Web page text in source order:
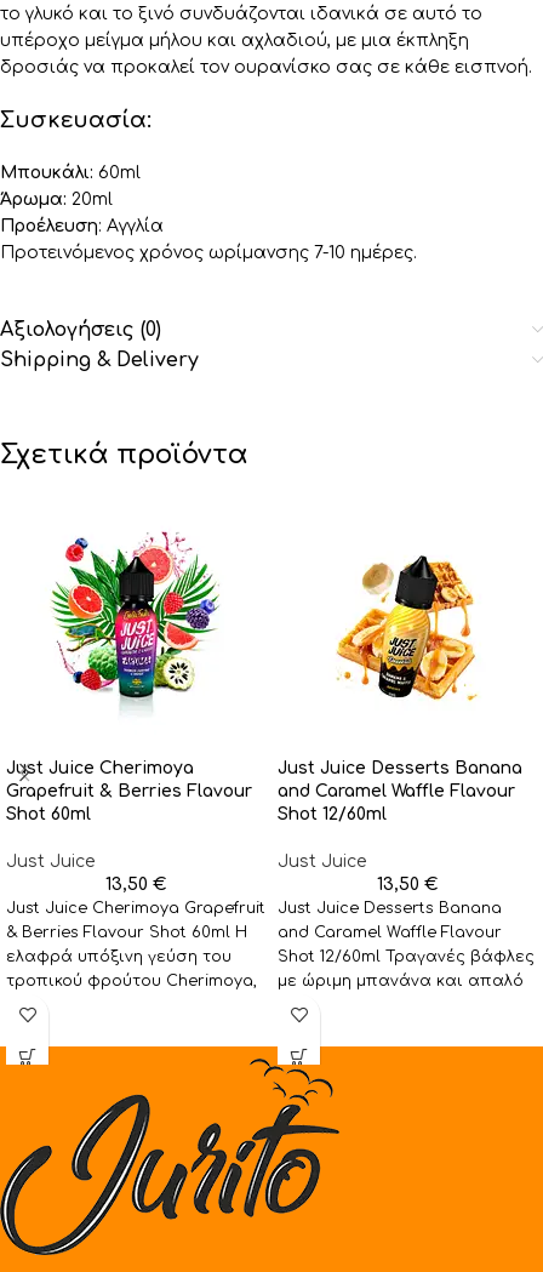
το γλυκό και το ξινό συνδυάζονται ιδανικά σε αυτό το
υπέροχο μείγμα μήλου και αχλαδιού, με μια έκπληξη
δροσιάς να προκαλεί τον ουρανίσκο σας σε κάθε εισπνοή.
Συσκευασία:
Μπουκάλι: 60ml
Άρωμα: 20ml
Προέλευση: Αγγλία
Προτεινόμενος χρόνος ωρίμανσης 7-10 ημέρες.
Αξιολογήσεις (0)
Shipping & Delivery
Σχετικά προϊόντα
Just Juice Cherimoya
Grapefruit & Berries Flavour
Shot 60ml
Just Juice
13,50 €
Just Juice Cherimoya Grapefruit
& Berries Flavour Shot 60ml Η
ελαφρά υπόξινη γεύση του
τροπικού φρούτου Cherimoya,
που προέρχεται από
Just Juice Desserts Banana
and Caramel Waffle Flavour
Shot 12/60ml
Just Juice
13,50 €
Just Juice Desserts Banana
and Caramel Waffle Flavour
Shot 12/60ml Τραγανές βάφλες
με ώριμη μπανάνα και απαλό
καραμελένιο γαρνίρισμα. Η